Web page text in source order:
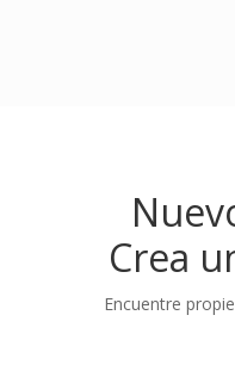
Crea
Encuentre